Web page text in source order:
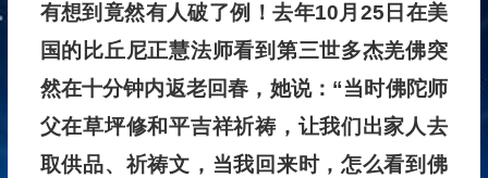
有想到竟然有人破了例！去年10月25日在美
国的比丘尼正慧法师看到第三世多杰羌佛突
然在十分钟内返老回春，她说：“当时佛陀师
父在草坪修和平吉祥祈祷，让我们出家人去
取供品、祈祷文，当我回来时，怎么看到佛